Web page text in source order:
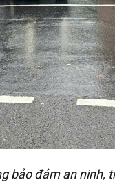
bảo đảm an ninh,